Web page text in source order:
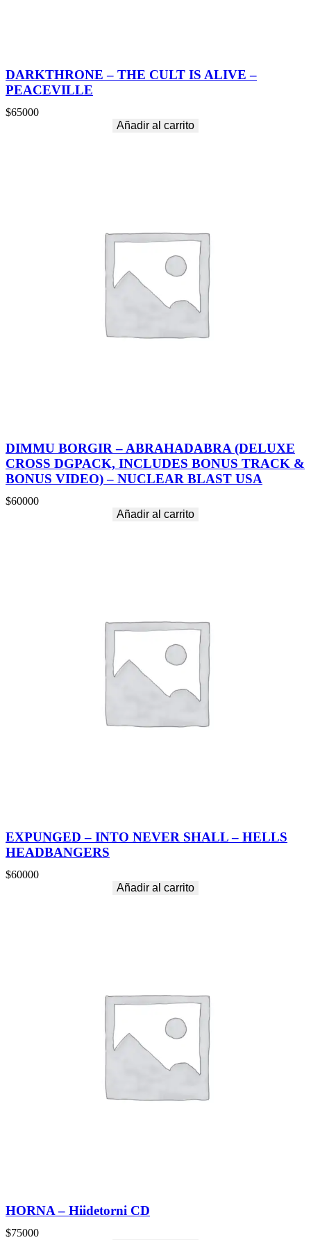
DARKTHRONE – THE CULT IS ALIVE –
PEACEVILLE
$65000
Añadir al carrito
DIMMU BORGIR – ABRAHADABRA (DELUXE
CROSS DGPACK, INCLUDES BONUS TRACK &
BONUS VIDEO) – NUCLEAR BLAST USA
$60000
Añadir al carrito
EXPUNGED – INTO NEVER SHALL – HELLS
HEADBANGERS
$60000
Añadir al carrito
HORNA – Hiidetorni CD
$75000